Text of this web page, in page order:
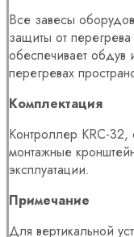
Все завесы
защиты от
обеспечивает
перегревах
Комплектация
Контроллер KRC-
монтажные
эксплуатации.
Примечание
Для вертикальной